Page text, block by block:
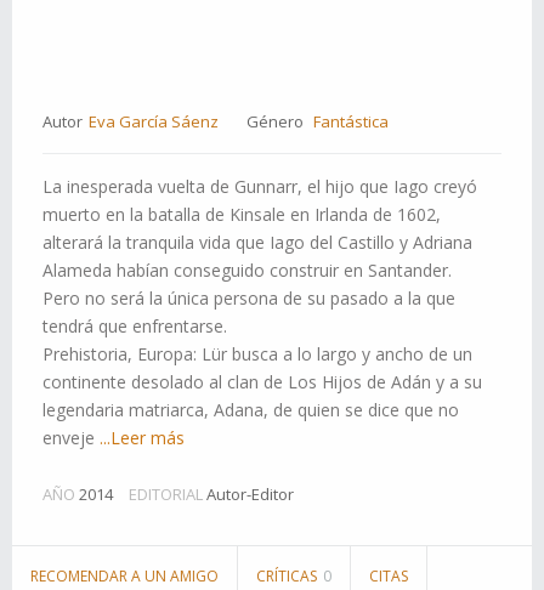
Autor Eva García Sáenz Género Fantástica
La inesperada vuelta de Gunnarr, el hijo que Iago creyó
muerto en la batalla de Kinsale en Irlanda de 1602,
alterará la tranquila vida que Iago del Castillo y Adriana
Alameda habían conseguido construir en Santander.
Pero no será la única persona de su pasado a la que
tendrá que enfrentarse.
Prehistoria, Europa: Lür busca a lo largo y ancho de un
continente desolado al clan de Los Hijos de Adán y a su
legendaria matriarca, Adana, de quien se dice que no
enveje ...Leer más
AÑO 2014 EDITORIALAutor-Editor
RECOMENDAR A UN AMIGO CRÍTICAS 0 CITAS